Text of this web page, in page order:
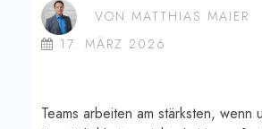
VON MATTHIAS MAIER
17. MÄRZ 2026
Teams arbeiten am stärksten, wenn